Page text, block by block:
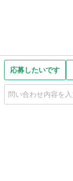
応募したいです